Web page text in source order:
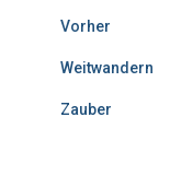
Vorher
Weitwandern
Zauber